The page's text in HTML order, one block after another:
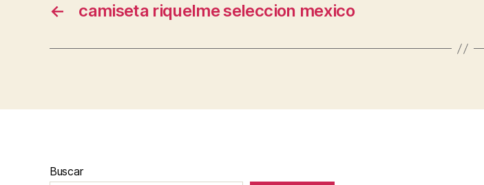
← camiseta riquelme seleccion mexico
Buscar